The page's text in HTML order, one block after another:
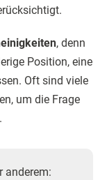
, denn
Position, eine
Oft sind viele
um die Frage
anderem: